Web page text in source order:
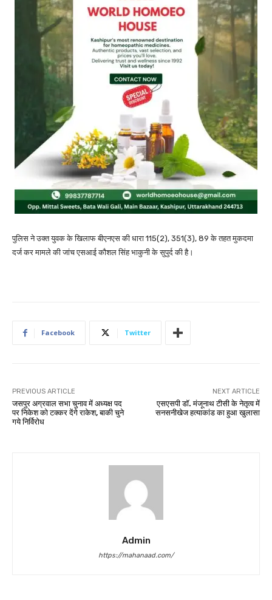
पुलिस ने उक्त युवक के खिलाफ बीएनएस की धारा 115(2), 351(3), 89 के तहत मुकदमा
दर्ज कर मामले की जांच एसआई कौशल सिंह भाकुनी के सुपुर्द की है।
Facebook Twitter
PREVIOUS ARTICLE
जसपुर अग्रवाल सभा चुनाव में अध्यक्ष पद
पर निकेश को टक्कर देंगे राकेश, बाकी चुने
गये निर्विरोध
NEXT ARTICLE
एसएसपी डॉ. मंजूनाथ टीसी के नेतृत्व में
सनसनीखेज हत्याकांड का हुआ खुलासा
Admin
https://mahanaad.com/